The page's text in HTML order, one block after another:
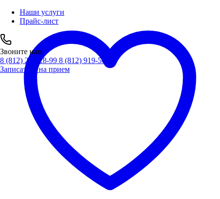
Наши услуги
Прайс-лист
Звоните нам
8 (812) 241-28-99 8 (812) 919-56-78
Записаться на прием